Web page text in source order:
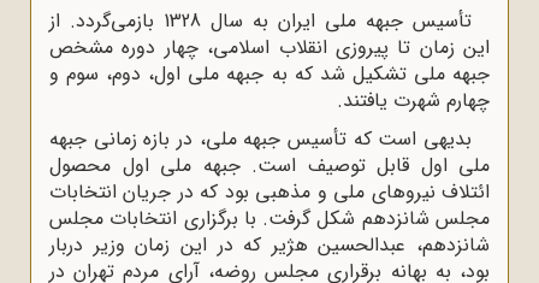
تأسیس جبهه ملی ایران به سال 1328 بازمی‌گردد. از
این زمان تا پیروزی انقلاب اسلامی، چهار دوره مشخص
جبهه ملی تشکیل شد که به جبهه ملی اول، دوم، سوم و
چهارم شهرت یافتند.
بدیهی است که تأسیس جبهه ملی، در بازه زمانی جبهه
ملی اول قابل توصیف است. جبهه ملی اول محصول
ائتلاف نیروهای ملی و مذهبی بود که در جریان انتخابات
مجلس شانزدهم شکل گرفت. با برگزاری انتخابات مجلس
شانزدهم، عبدالحسین هژیر که در این زمان وزیر دربار
بود، به بهانه برقراری مجلس روضه، آرای مردم تهران در